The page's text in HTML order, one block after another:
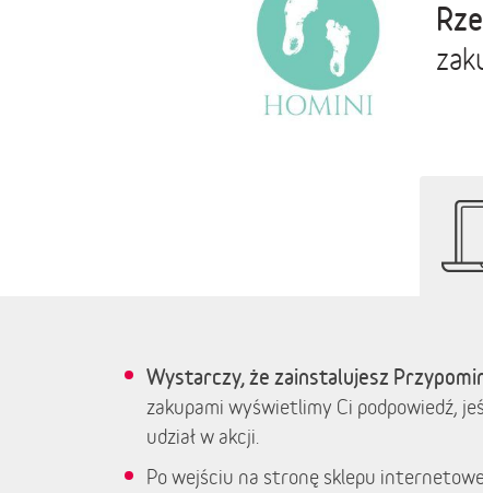
Wystarczy, że zainstalujesz
zakupami wyświetlimy Ci podpowiedź,
udział w akcji.
Po wejściu na stronę sklepu